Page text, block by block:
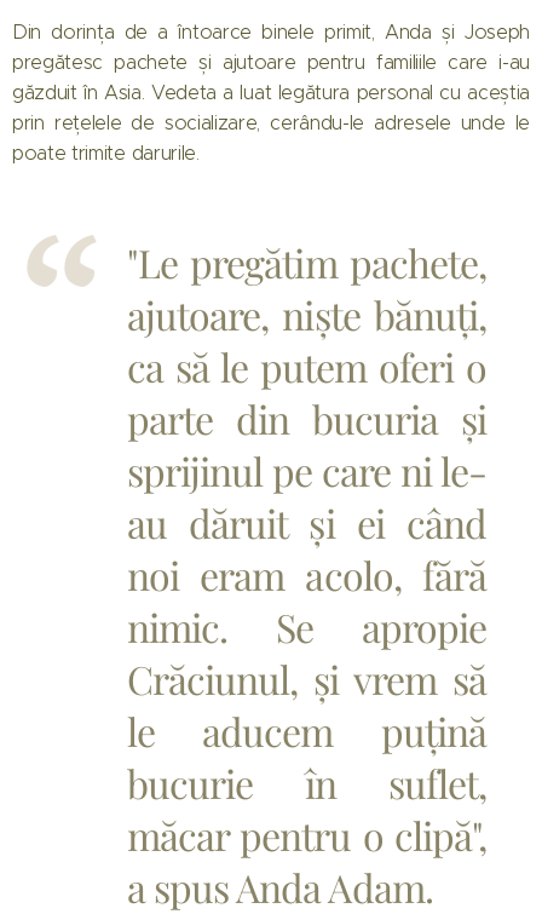
Din dorința de a întoarce binele primit, Anda și Joseph
pregătesc pachete și ajutoare pentru familiile care i-au
găzduit în Asia. Vedeta a luat legătura personal cu aceștia
prin rețelele de socializare, cerându-le adresele unde le
poate trimite darurile.
"Le pregătim pachete,
ajutoare, niște bănuți,
ca să le putem oferi o
parte din bucuria și
sprijinul pe care ni le-
au dăruit și ei când
noi eram acolo, fără
nimic. Se apropie
Crăciunul, și vrem să
le aducem puțină
bucurie în suflet,
măcar pentru o clipă",
a spus Anda Adam.